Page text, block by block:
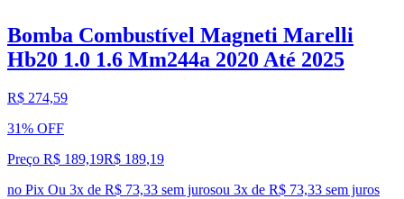
Bomba Combustível Magneti Marelli
Hb20 1.0 1.6 Mm244a 2020 Até 2025
R$ 274,59
31% OFF
Preço R$ 189,19R$ 189,19
no Pix Ou 3x de R$ 73,33 sem jurosou 3x de R$ 73,33 sem juros